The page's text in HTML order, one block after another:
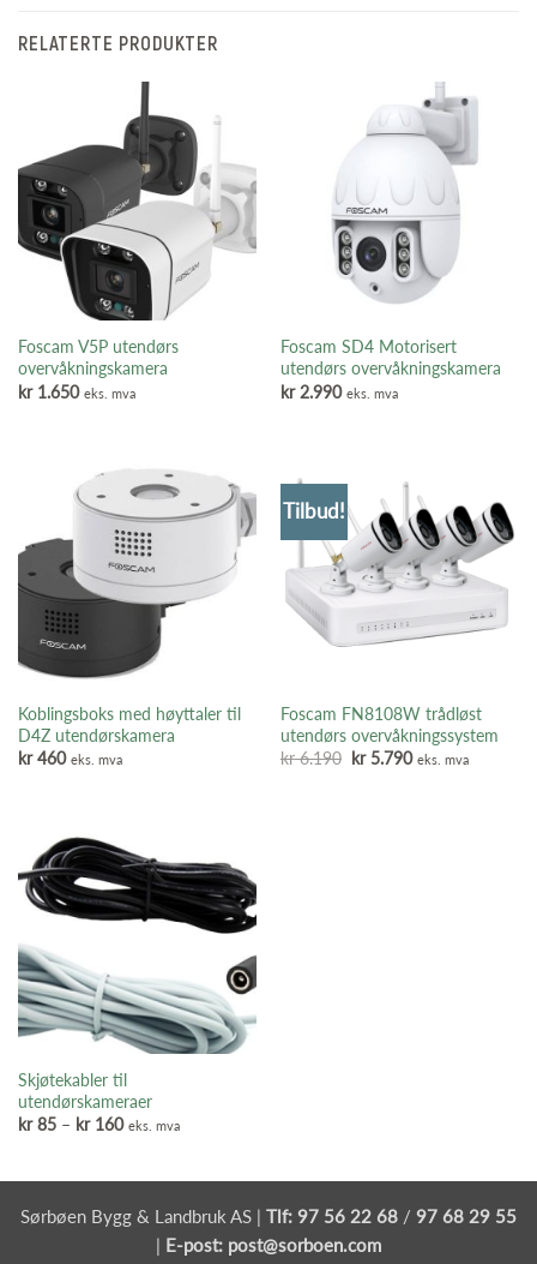
RELATERTE PRODUKTER
Foscam V5P utendørs
overvåkningskamera
kr1.650 eks. mva
Foscam SD4 Motorisert
utendørs overvåkningskamera
kr2.990 eks. mva
Koblingsboks med høyttaler til
D4Z utendørskamera
kr460 eks. mva
Tilbud!
Foscam FN8108W trådløst
utendørs overvåkningssystem
kr6.190 Opprinnelig
kr5.790Nåværende
eks. mva
Skjøtekabler til
utendørskameraer
kr85 – kr160Prisområde:
eks. mva
Sørbøen Bygg & Landbruk AS | Tlf: 97 56 22 68 / 97 68 29 55
| E-post: post@sorboen.com